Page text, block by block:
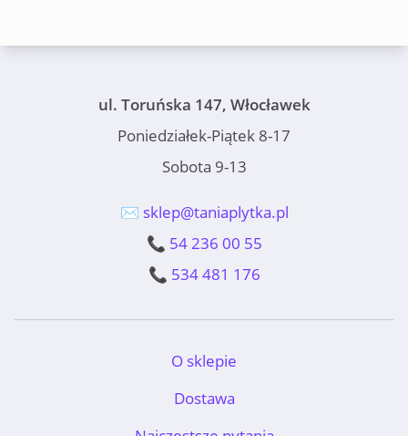
ul. Toruńska 147, Włocławek
Poniedziałek-Piątek 8-17
Sobota 9-13
✉️ sklep@taniaplytka.pl
📞 54 236 00 55
📞 534 481 176
O sklepie
Dostawa